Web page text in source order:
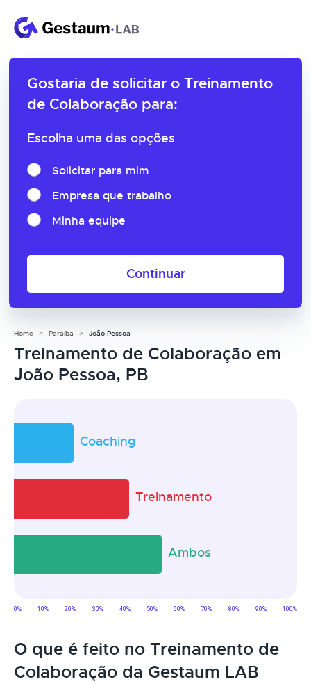
Gostaria de solicitar o Treinamento
de Colaboração para:
Escolha uma das opções
Solicitar para mim
Empresa que trabalho
Minha equipe
Continuar
Home Paraíba João Pessoa
Treinamento de Colaboração em
João Pessoa, PB
O que é feito no Treinamento de
Colaboração da Gestaum LAB